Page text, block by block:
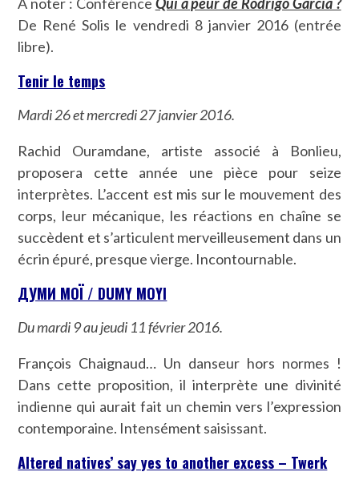
De René Solis le vendredi 8 janvier 2016 (entrée
libre).
Tenir le temps
Mardi 26 et mercredi 27 janvier 2016.
Rachid Ouramdane, artiste associé à Bonlieu,
proposera cette année une pièce pour seize
interprètes. L’accent est mis sur le mouvement des
corps, leur mécanique, les réactions en chaîne se
succèdent et s’articulent merveilleusement dans un
écrin épuré, presque vierge. Incontournable.
ДУМИ МОЇ / DUMY MOYI
Du mardi 9 au jeudi 11 février 2016.
François Chaignaud… Un danseur hors normes !
Dans cette proposition, il interprète une divinité
indienne qui aurait fait un chemin vers l’expression
contemporaine. Intensément saisissant.
Altered natives’ say yes to another excess – Twerk